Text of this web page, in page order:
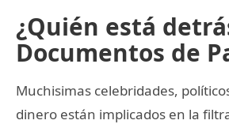
¿Quién está
Documentos de
Muchisimas celebridades,
dinero están implicados en la